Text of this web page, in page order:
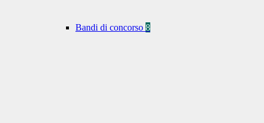
Bandi di concorso 8